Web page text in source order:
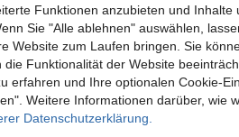
23 übrig
Funktionen anzubieten und Inhalte
Sie "Alle ablehnen" auswählen,
Website zum Laufen bringen. Sie
Funktionalität der Website
erfahren und Ihre optionalen Cookie-
Weitere Informationen darüber, wie
Datenschutzerklärung.